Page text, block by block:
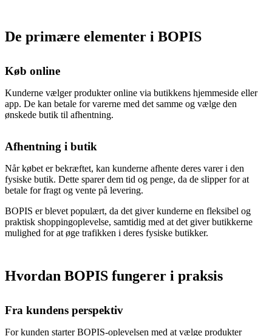
De primære elementer i BOPIS
Køb online
Kunderne vælger produkter online via butikkens hjemmeside eller
app. De kan betale for varerne med det samme og vælge den
ønskede butik til afhentning.
Afhentning i butik
Når købet er bekræftet, kan kunderne afhente deres varer i den
fysiske butik. Dette sparer dem tid og penge, da de slipper for at
betale for fragt og vente på levering.
BOPIS er blevet populært, da det giver kunderne en fleksibel og
praktisk shoppingoplevelse, samtidig med at det giver butikkerne
mulighed for at øge trafikken i deres fysiske butikker.
Hvordan BOPIS fungerer i praksis
Fra kundens perspektiv
For kunden starter BOPIS-oplevelsen med at vælge produkter